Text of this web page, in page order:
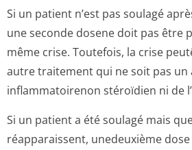
Si un patient n’est pas soulagé
une seconde dosene doit pas être
même crise. Toutefois, la crise
autre traitement qui ne soit pas un
inflammatoirenon stéroïdien ni de
Si un patient a été soulagé mais
réapparaissent, unedeuxième